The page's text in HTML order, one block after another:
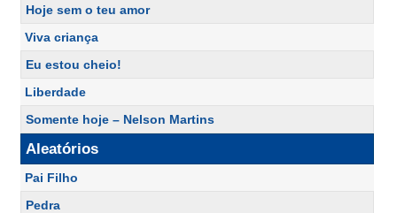
Hoje sem o teu amor
Viva criança
Eu estou cheio!
Liberdade
Somente hoje – Nelson Martins
Aleatórios
Pai Filho
Pedra